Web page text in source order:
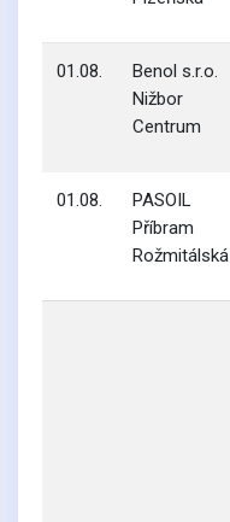
01.08.
Benol s.r.o.
Nižbor
Centrum
01.08.
PASOIL
Příbram
Rožmitálská